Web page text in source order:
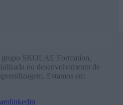
grupo SKOLAE Formation,
no desenvolvimento de
Estamos em
linkedin